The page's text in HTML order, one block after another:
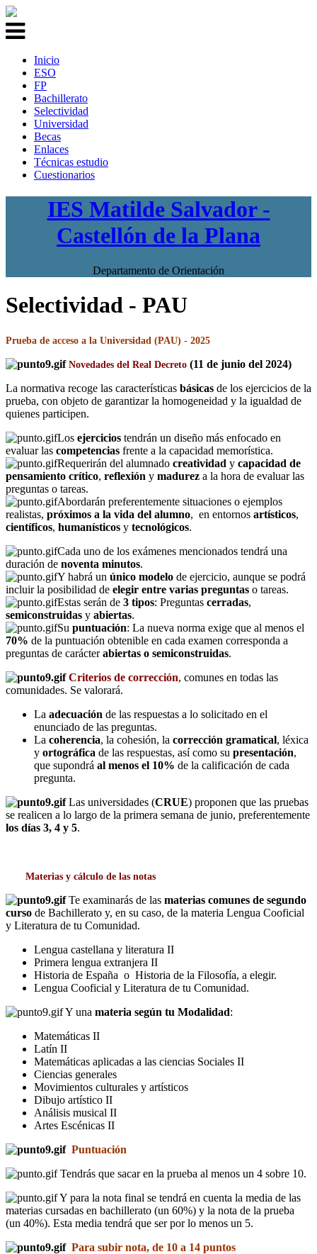
Inicio
ESO
FP
Bachillerato
Selectividad
Universidad
Becas
Enlaces
Técnicas estudio
Cuestionarios
IES Matilde Salvador -
Castellón de la Plana
Departamento de Orientación
Selectividad - PAU
Prueba de acceso a la Universidad (PAU) - 2025
Novedades del Real Decreto (11 de junio del 2024)
La normativa recoge las características básicas de los ejercicios de la
prueba, con objeto de garantizar la homogeneidad y la igualdad de
quienes participen.
Los ejercicios tendrán un diseño más enfocado en
evaluar las competencias frente a la capacidad memorística.
Requerirán del alumnado creatividad y capacidad de
pensamiento crítico, reflexión y madurez a la hora de evaluar las
preguntas o tareas.
Abordarán preferentemente situaciones o ejemplos
realistas, próximos a la vida del alumno, en entornos artísticos,
científicos, humanísticos y tecnológicos.
Cada uno de los exámenes mencionados tendrá una
duración de noventa minutos.
Y habrá un único modelo de ejercicio, aunque se podrá
incluir la posibilidad de elegir entre varias preguntas o tareas.
Estas serán de 3 tipos: Preguntas cerradas,
semiconstruidas y abiertas.
Su puntuación: La nueva norma exige que al menos el
70% de la puntuación obtenible en cada examen corresponda a
preguntas de carácterabiertas o semiconstruidas.
Criterios de corrección, comunes en todas las
comunidades. Se valorará.
La adecuación de las respuestas a lo solicitado en el
enunciado de las preguntas.
La coherencia, la cohesión, la corrección gramatical, léxica
y ortográfica de las respuestas, así como su presentación,
que supondrá al menos el 10% de la calificación de cada
pregunta.
Las universidades (CRUE) proponen que las pruebas
se realicen a lo largo de la primera semana de junio, preferentemente
los días 3, 4 y 5.
Materias y cálculo de las notas
Te examinarás de las materias comunes de segundo
curso de Bachillerato y, en su caso, de la materia Lengua Cooficial
y Literatura de tu Comunidad.
Lengua castellana y literatura II
Primera lengua extranjera II
Historia de España o Historia de la Filosofía, a elegir.
Lengua Cooficial y Literatura de tu Comunidad.
Y una materia según tu Modalidad:
Matemáticas II
Latín II
Matemáticas aplicadas a las ciencias Sociales II
Ciencias generales
Movimientos culturales y artísticos
Dibujo artístico II
Análisis musical II
Artes Escénicas II
Puntuación
Tendrás que sacar en la prueba al menos un 4 sobre 10.
Y para la nota final se tendrá en cuenta la media de las
materias cursadas en bachillerato (un 60%) y la nota de la prueba
(un 40%). Esta media tendrá que ser por lo menos un 5.
Para subir nota, de 10 a 14 puntos